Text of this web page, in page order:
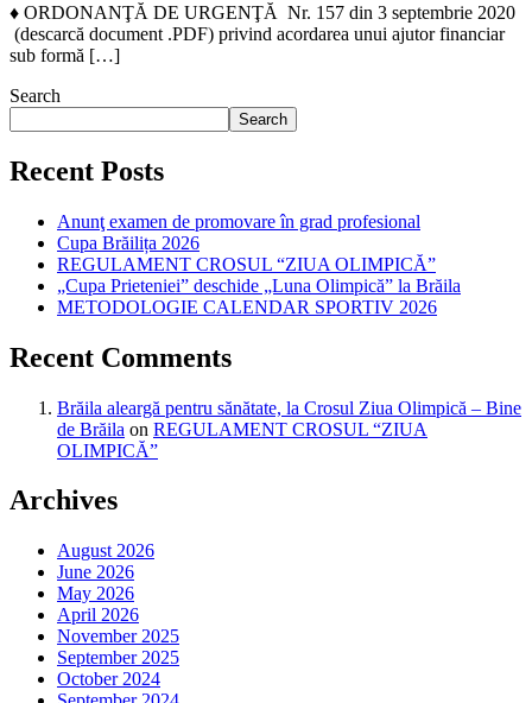
♦ ORDONANŢĂ DE URGENŢĂ Nr. 157 din 3 septembrie 2020
(descarcă document .PDF) privind acordarea unui ajutor financiar
sub formă […]
Search
Search
Recent Posts
Anunţ examen de promovare în grad profesional
Cupa Brăilița 2026
REGULAMENT CROSUL “ZIUA OLIMPICĂ”
„Cupa Prieteniei” deschide „Luna Olimpică” la Brăila
METODOLOGIE CALENDAR SPORTIV 2026
Recent Comments
Brăila aleargă pentru sănătate, la Crosul Ziua Olimpică – Bine
de Brăila on REGULAMENT CROSUL “ZIUA
OLIMPICĂ”
Archives
August 2026
June 2026
May 2026
April 2026
November 2025
September 2025
October 2024